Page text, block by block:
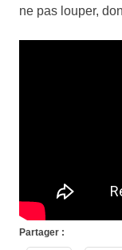
ne pas louper,
Partager :